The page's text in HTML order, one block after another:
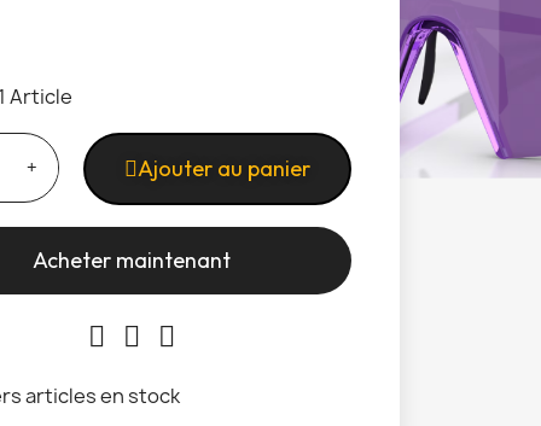
Article
Ajouter au panier
Acheter maintenant
articles en stock